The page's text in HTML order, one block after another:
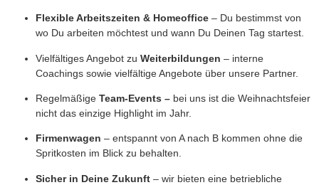
Flexible Arbeitszeiten & Homeoffice – Du bestimmst von
wo Du arbeiten möchtest und wann Du Deinen Tag startest.
Vielfältiges Angebot zu Weiterbildungen – interne
Coachings sowie vielfältige Angebote über unsere Partner.
Regelmäßige Team-Events – bei uns ist die Weihnachtsfeier
nicht das einzige Highlight im Jahr.
Firmenwagen – entspannt von A nach B kommen ohne die
Spritkosten im Blick zu behalten.
Sicher in Deine Zukunft – wir bieten eine betriebliche